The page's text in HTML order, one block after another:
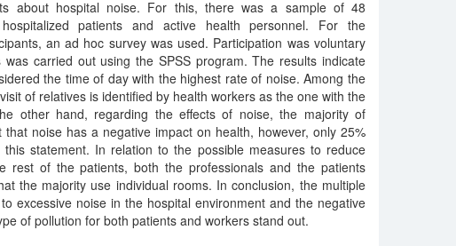
about hospital noise. For this, there was a sample of 48
patients and active health personnel. For the
an ad hoc survey was used. Participation was voluntary
was carried out using the SPSS program. The results indicate
the time of day with the highest rate of noise. Among the
of relatives is identified by health workers as the one with the
other hand, regarding the effects of noise, the majority of
that noise has a negative impact on health, however, only 25%
statement. In relation to the possible measures to reduce
rest of the patients, both the professionals and the patients
the majority use individual rooms. In conclusion, the multiple
excessive noise in the hospital environment and the negative
of pollution for both patients and workers stand out.